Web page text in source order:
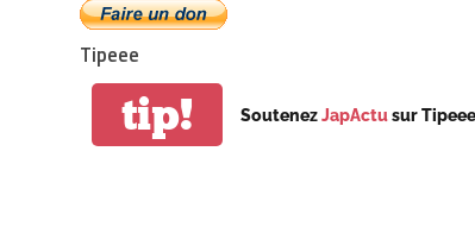
Tipeee
tip! SoutenezJapActusur Tipeee